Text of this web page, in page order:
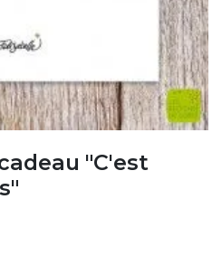
"C'est